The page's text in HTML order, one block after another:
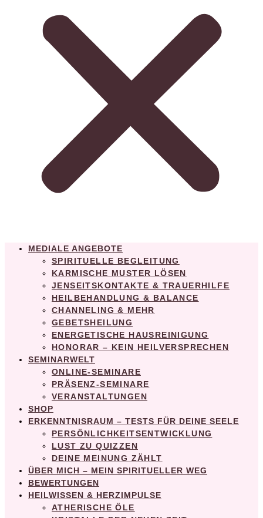
MEDIALE ANGEBOTE
SPIRITUELLE BEGLEITUNG
KARMISCHE MUSTER LÖSEN
JENSEITSKONTAKTE & TRAUERHILFE
HEILBEHANDLUNG & BALANCE
CHANNELING & MEHR
GEBETSHEILUNG
ENERGETISCHE HAUSREINIGUNG
HONORAR – KEIN HEILVERSPRECHEN
SEMINARWELT
ONLINE-SEMINARE
PRÄSENZ-SEMINARE
VERANSTALTUNGEN
SHOP
ERKENNTNISRAUM – TESTS FÜR DEINE SEELE
PERSÖNLICHKEITSENTWICKLUNG
LUST ZU QUIZZEN
DEINE MEINUNG ZÄHLT
ÜBER MICH – MEIN SPIRITUELLER WEG
BEWERTUNGEN
HEILWISSEN & HERZIMPULSE
ATHERISCHE ÖLE